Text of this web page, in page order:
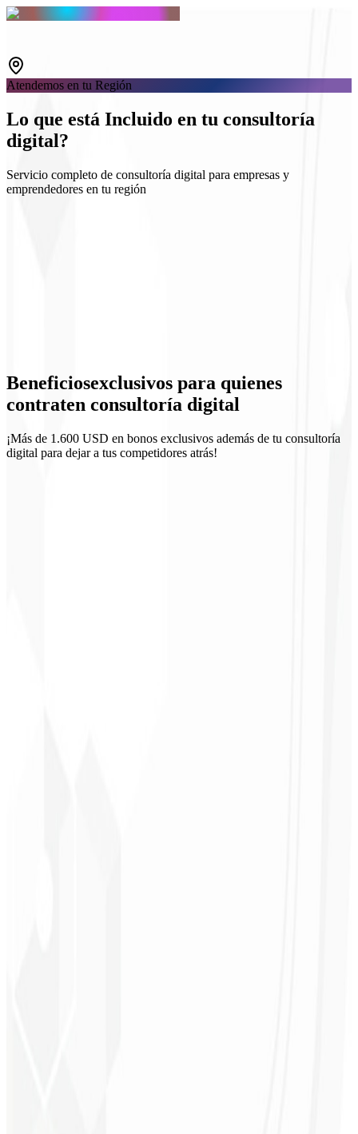
Atendemos en tu Región
Lo que está Incluido en tu consultoría
digital?
Servicio completo de consultoría digital para empresas y
emprendedores en tu región
Seguimiento quincenal
Beneficiosexclusivos para quienes
contraten consultoría digital
¡Más de 1.600 USD en bonos exclusivos además de tu consultoría
digital para dejar a tus competidores atrás!